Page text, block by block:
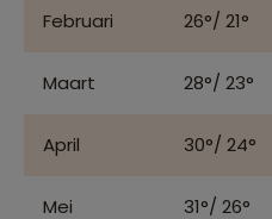
Februari 26°/ 21°
Maart 28°/ 23°
April 30°/ 24°
Mei 31°/ 26°